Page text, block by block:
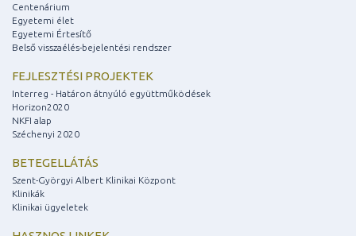
Centenárium
Egyetemi élet
Egyetemi Értesítő
Belső visszaélés-bejelentési rendszer
FEJLESZTÉSI PROJEKTEK
Interreg - Határon átnyúló együttműködések
Horizon2020
NKFI alap
Széchenyi 2020
BETEGELLÁTÁS
Szent-Györgyi Albert Klinikai Központ
Klinikák
Klinikai ügyeletek